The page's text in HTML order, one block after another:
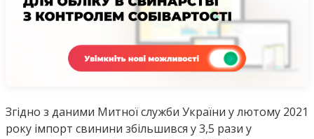
Згідно з даними Митної служби України у лютому 2021
року імпорт свинини збільшився у 3,5 рази у